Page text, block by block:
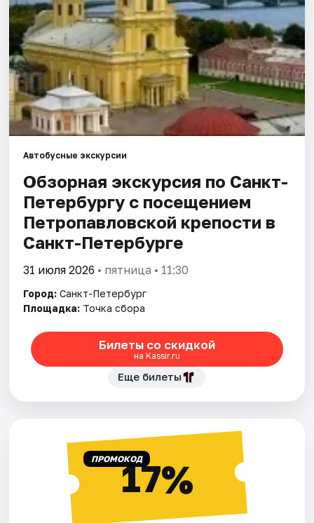
Рейтинги
Автобусные экскурсии
Обзорная экскурсия по Санкт-
Петербургу с посещением
Петропавловской крепости в
Санкт-Петербурге
31 июля 2026 • пятница • 11:30
Город: Санкт-Петербург
Площадка: Точка сбора
Билеты со скидкой
на Kassir.ru
Еще билеты
ПРОМОКОД17%